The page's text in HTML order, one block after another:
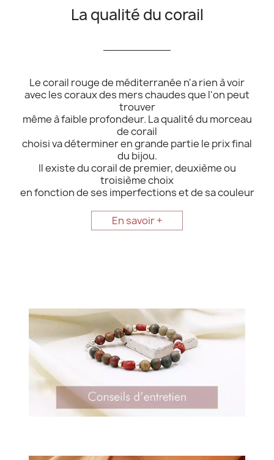
La qualité du corail
Le corail rouge de méditerranée n'a rien à voir
avec les coraux des mers chaudes que l'on peut
trouver
même à faible profondeur. La qualité du morceau
de corail
choisi va déterminer en grande partie le prix final
du bijou.
Il existe du corail de premier, deuxième ou
troisième choix
en fonction de ses imperfections et de sa couleur
En savoir +